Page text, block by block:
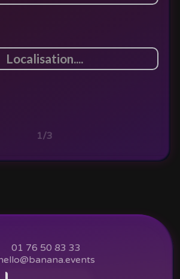
1/3
01 76 50 83 33